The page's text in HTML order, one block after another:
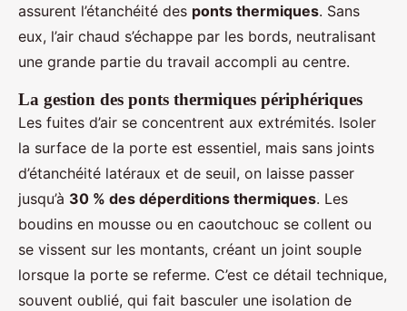
assurent l’étanchéité des ponts thermiques. Sans
eux, l’air chaud s’échappe par les bords, neutralisant
une grande partie du travail accompli au centre.
La gestion des ponts thermiques périphériques
Les fuites d’air se concentrent aux extrémités. Isoler
la surface de la porte est essentiel, mais sans joints
d’étanchéité latéraux et de seuil, on laisse passer
jusqu’à 30 % des déperditions thermiques. Les
boudins en mousse ou en caoutchouc se collent ou
se vissent sur les montants, créant un joint souple
lorsque la porte se referme. C’est ce détail technique,
souvent oublié, qui fait basculer une isolation de